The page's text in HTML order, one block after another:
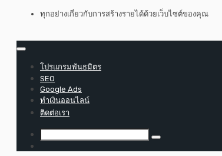
ข้าม
ที่
ทุกอย่างเกี่ยวกับการสร้างรายได้ด้วยเว็บไซต์ของคุณ
โปรแกรมพันธมิตร
SEO
Google Ads
ทำเงินออนไลน์
ติดต่อเรา